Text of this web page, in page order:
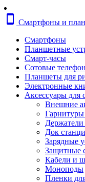
Сетевое
smartphone
Смартфоны и
Смартфоны
Планшетные
Смарт-часы
Сотовые
Планшеты для
Электронные
Аксессуары для
Внешние
Гарнитуры
Держатели
Док
Зарядные
Защитные
Кабели и
Моноподы
Пленки